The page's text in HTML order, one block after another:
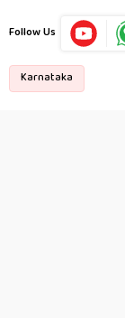
Follow Us
Karnataka